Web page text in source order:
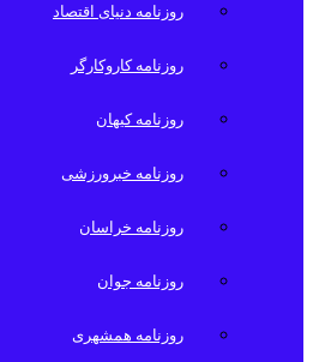
روزنامه دنیای اقتصاد
روزنامه کاروکارگر
روزنامه کیهان
روزنامه خبرورزشی
روزنامه خراسان
روزنامه جوان
روزنامه همشهری